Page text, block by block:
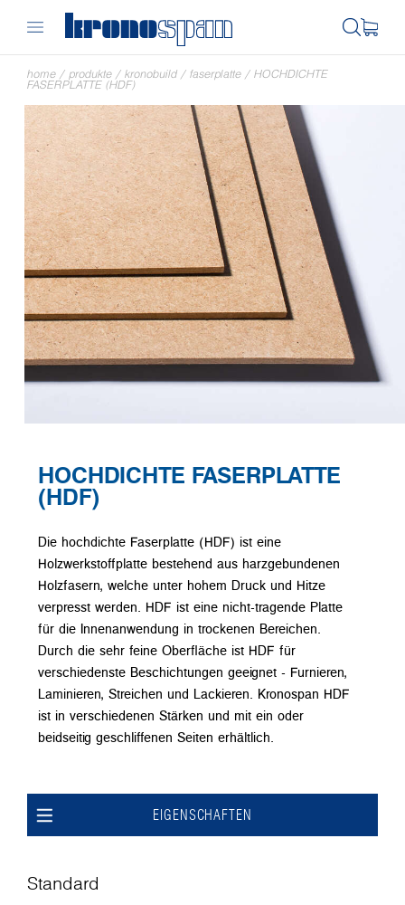
home / produkte / kronobuild / faserplatte / HOCHDICHTE
FASERPLATTE (HDF)
HOCHDICHTE FASERPLATTE
(HDF)
Die hochdichte Faserplatte (HDF) ist eine
Holzwerkstoffplatte bestehend aus harzgebundenen
Holzfasern, welche unter hohem Druck und Hitze
verpresst werden. HDF ist eine nicht-tragende Platte
für die Innenanwendung in trockenen Bereichen.
Durch die sehr feine Oberfläche ist HDF für
verschiedenste Beschichtungen geeignet - Furnieren,
Laminieren, Streichen und Lackieren. Kronospan HDF
ist in verschiedenen Stärken und mit ein oder
beidseitig geschliffenen Seiten erhältlich.
EIGENSCHAFTEN
Standard